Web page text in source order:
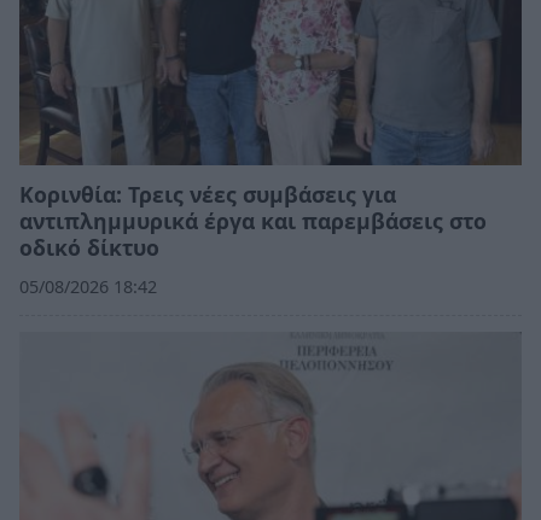
Κορινθία: Τρεις νέες συμβάσεις για
αντιπλημμυρικά έργα και παρεμβάσεις στο
οδικό δίκτυο
05/08/2026 18:42